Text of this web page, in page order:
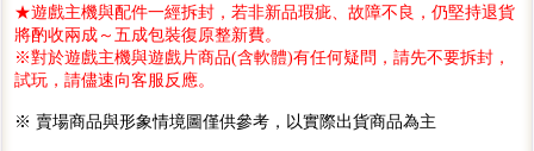
★遊戲主機與配件一經拆封，若非新品瑕疵、故障不良，仍堅持退貨
將酌收兩成～五成包裝復原整新費。
※對於遊戲主機與遊戲片商品(含軟體)有任何疑問，請先不要拆封，
試玩，請儘速向客服反應。
※ 賣場商品與形象情境圖僅供參考，以實際出貨商品為主